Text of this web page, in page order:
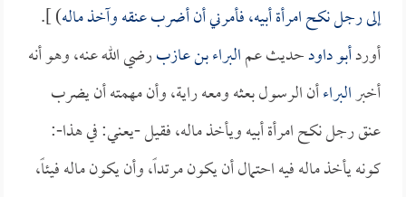
إلى رجل نكح امرأة أبيه، فأمرني أن أضرب عنقه وآخذ ماله) ].
أوردأبو داودحديث عمالبراء بن عازبرضي الله عنه، وهو أنه
أخبرالبراءأن الرسول بعثه ومعه راية، وأن مهمته أن يضرب
عنق رجل نكح امرأة أبيه ويأخذ ماله، فقيل -يعني: في هذا-:
كونه يأخذ ماله فيه احتمال أن يكون مرتداً، وأن يكون ماله فيئاً،